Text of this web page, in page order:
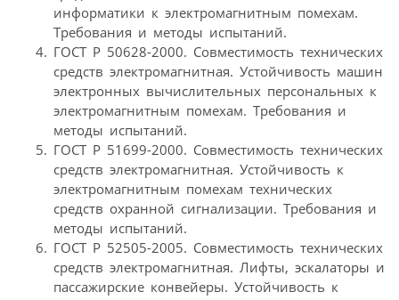
информатики к электромагнитным помехам.
Требования и методы испытаний.
ГОСТ Р 50628-2000. Совместимость технических
средств электромагнитная. Устойчивость машин
электронных вычислительных персональных к
электромагнитным помехам. Требования и
методы испытаний.
ГОСТ Р 51699-2000. Совместимость технических
средств электромагнитная. Устойчивость к
электромагнитным помехам технических
средств охранной сигнализации. Требования и
методы испытаний.
ГОСТ Р 52505-2005. Совместимость технических
средств электромагнитная. Лифты, эскалаторы и
пассажирские конвейеры. Устойчивость к